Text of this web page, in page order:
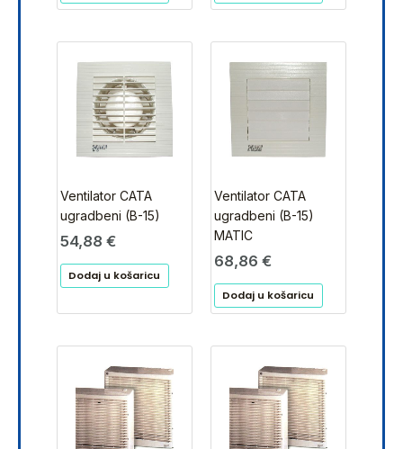
Ventilator CATA
ugradbeni (B-15)
54,88 €
Dodaj u košaricu
Ventilator CATA
ugradbeni (B-15)
MATIC
68,86 €
Dodaj u košaricu